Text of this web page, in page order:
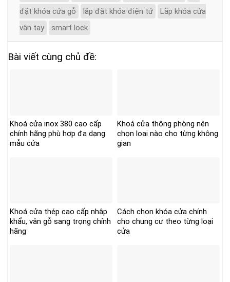
đặt khóa cửa gỗ
lắp đặt khóa điện tử
Lắp khóa cửa
vân tay
smart lock
Bài viết cùng chủ đề:
Khoá cửa inox 380 cao cấp
chính hãng phù hợp đa dạng
mẫu cửa
Khoá cửa thông phòng nên
chọn loại nào cho từng không
gian
Khoá cửa thép cao cấp nhập
khẩu, vân gỗ sang trọng chính
hãng
Cách chọn khóa cửa chính
cho chung cư theo từng loại
cửa